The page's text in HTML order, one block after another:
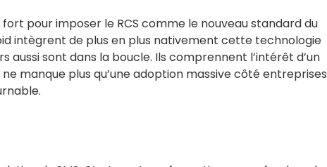
pour imposer le RCS comme le nouveau standard du
intègrent de plus en plus nativement cette technologie
aussi sont dans la boucle. Ils comprennent l’intérêt d’un
manque plus qu’une adoption massive côté entreprises